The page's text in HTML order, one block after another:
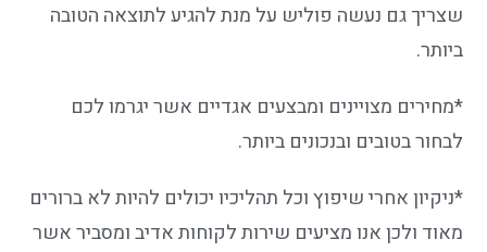
שצריך גם נעשה פוליש על מנת להגיע לתוצאה הטובה
ביותר.
*מחירים מצויינים ומבצעים אגדיים אשר יגרמו לכם
לבחור בטובים ובנכונים ביותר.
*ניקיון אחרי שיפוץ וכל תהליכיו יכולים להיות לא ברורים
מאוד ולכן אנו מציעים שירות לקוחות אדיב ומסביר אשר